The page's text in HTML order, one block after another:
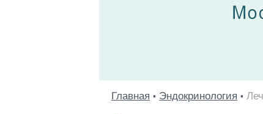
Главная • Эндокринология •